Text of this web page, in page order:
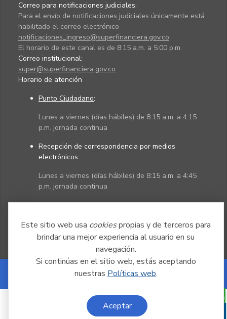
Este sitio web usa cookiespropias y de terceros para
brindar una mejor experiencia al usuario en su
navegación.
Si continúas en el sitio web, estás aceptando
nuestras Políticas web.
Aceptar
Correo para notificaciones judiciales:
Para el envío de notificaciones judiciales únicamente está
habilitado el correo electrónico
notificaciones_ingreso@superfinanciera.gov.co
El horario de este canal es de 8:15 a.m. a 5:00 p.m.
Correo institucional:
super@superfinanciera.gov.co
Horario de atención
Punto Ciudadano:
Lunes a viernes (días hábiles) de 8:15 a.m. a 4:15
p.m. jornada continua
Recepción de correspondencia por medios
electrónicos:
Lunes a viernes (días hábiles) de 8:15 a.m. a 4:45
p.m. jornada continua
Powered by Nexura